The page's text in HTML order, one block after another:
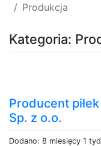
Produkcja
Kategoria:
Producent
Sp. z o.o.
Dodano: 8 miesięcy 1